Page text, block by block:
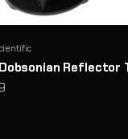
Reflector